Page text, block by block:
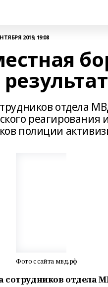
2019, 19:08
отдела
реагирования
полиции
Фото с сайта мвд.рф
сотрудников отдела